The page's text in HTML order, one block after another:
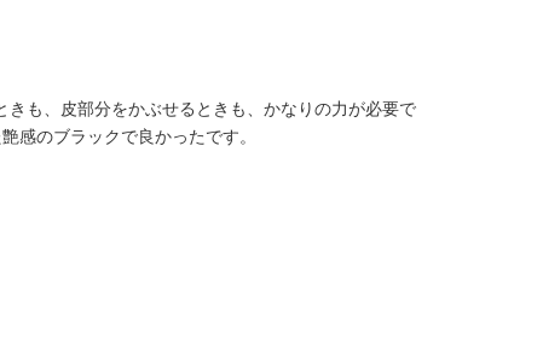
も、皮部分をかぶせるときも、かなりの力が必要で
感のブラックで良かったです。